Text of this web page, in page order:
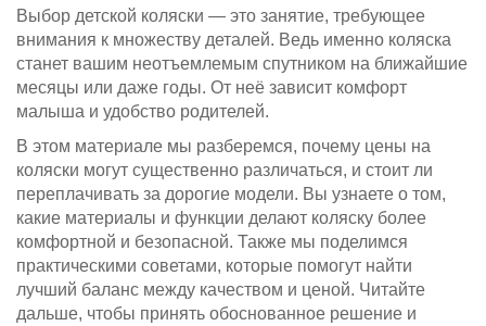
Выбор детской коляски — это занятие, требующее
внимания к множеству деталей. Ведь именно коляска
станет вашим неотъемлемым спутником на ближайшие
месяцы или даже годы. От неё зависит комфорт
малыша и удобство родителей.
В этом материале мы разберемся, почему цены на
коляски могут существенно различаться, и стоит ли
переплачивать за дорогие модели. Вы узнаете о том,
какие материалы и функции делают коляску более
комфортной и безопасной. Также мы поделимся
практическими советами, которые помогут найти
лучший баланс между качеством и ценой. Читайте
дальше, чтобы принять обоснованное решение и